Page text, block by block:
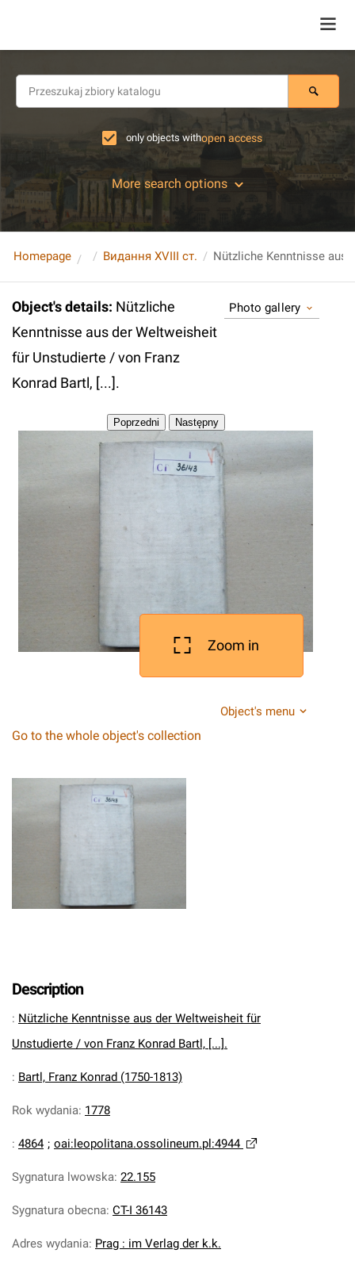
only objects withopen access
More search options
Homepage Видання XVIII ст.
Object's details: Nützliche
Kenntnisse aus der Weltweisheit
für Unstudierte / von Franz
Konrad Bartl, [...].
Photo gallery
Zoom in
Object's menu
Go to the whole object's collection
Description
: Nützliche Kenntnisse aus der Weltweisheit für
Unstudierte / von Franz Konrad Bartl, [...].
: Bartl, Franz Konrad (1750-1813)
Rok wydania: 1778
: 4864 ; oai:leopolitana.ossolineum.pl:4944
Sygnatura lwowska: 22.155
Sygnatura obecna: CT-I 36143
Adres wydania: Prag : im Verlag der k.k.